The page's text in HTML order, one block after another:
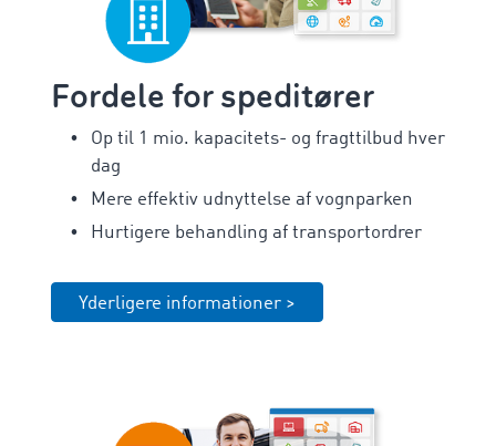
Fordele for speditører
Op til 1 mio. kapacitets- og fragttilbud hver
dag
Mere effektiv udnyttelse af vognparken
Hurtigere behandling af transportordrer
Yderligere informationer >